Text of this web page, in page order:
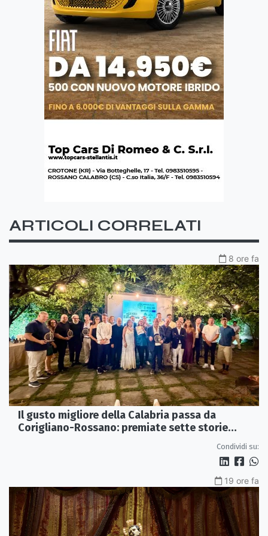
ARTICOLI CORRELATI
8 ore fa
Il gusto migliore della Calabria passa da
Corigliano-Rossano: premiate sette storie
Condividi su:
19 ore fa